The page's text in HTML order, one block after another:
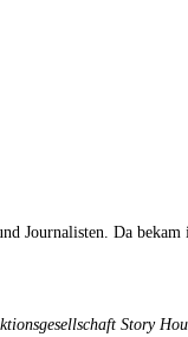
Journalisten. Da bekam
Story